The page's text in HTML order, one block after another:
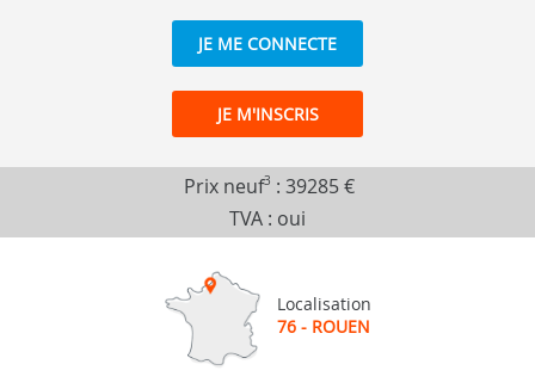
JE ME CONNECTE
JE M'INSCRIS
Prix neuf3 : 39285 €
TVA : oui
Localisation
76 - ROUEN